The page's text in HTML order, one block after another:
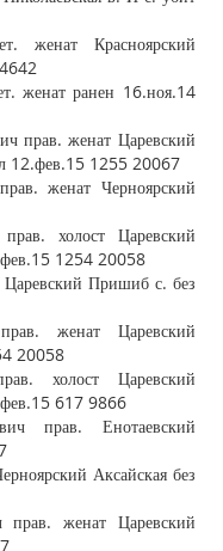
женат Красноярский
женат ранен 16.ноя.14
прав. женат Царевский
12.фев.15 1255 20067
женат Черноярский
холост Царевский
1254 20058
Пришиб с. без
женат Царевский
20058
холост Царевский
617 9866
прав. Енотаевский
Аксайская без
прав. женат Царевский